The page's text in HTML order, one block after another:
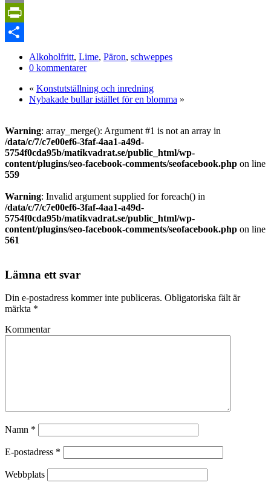
Copy
Link
PrintFriendly
Alkoholfritt, Lime, Päron, schweppes
0 kommentarer
« Konstutställning och inredning
Nybakade bullar istället för en blomma »
Warning: array_merge(): Argument #1 is not an array in
/data/c/7/c7e00ef6-3faf-4aa1-a49d-
5754f0cda95b/matikvadrat.se/public_html/wp-
content/plugins/seo-facebook-comments/seofacebook.php on line
559
Warning: Invalid argument supplied for foreach() in
/data/c/7/c7e00ef6-3faf-4aa1-a49d-
5754f0cda95b/matikvadrat.se/public_html/wp-
content/plugins/seo-facebook-comments/seofacebook.php on line
561
Lämna ett svar
Din e-postadress kommer inte publiceras. Obligatoriska fält är
märkta *
Kommentar
Namn *
E-postadress *
Webbplats